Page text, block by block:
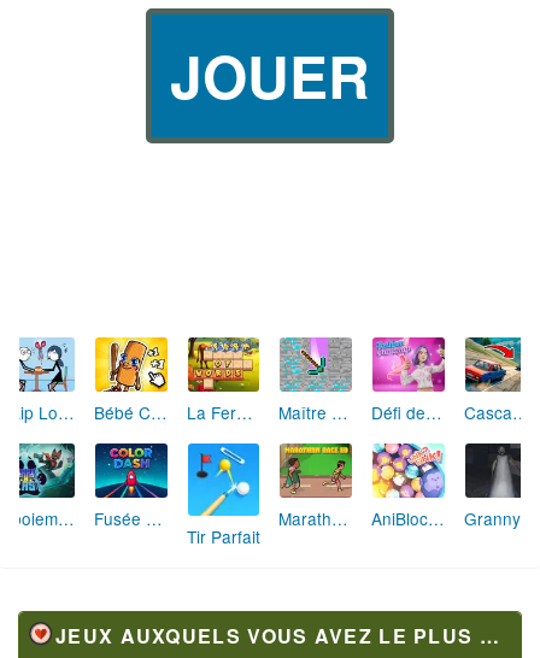
JOUER
Skip Love: L'Amour en Péril Bébé Clic Italien: La Folie des Petits Bambins La Ferme des Mots - Cultivez votre Vocabulaire Maître de la Destruction: Fusion de Pioches Défi de Mode: Star du Podium Cascades Folles 3D
Aboiement Stellaire : Aventure Canine Fusée Chromatique: La Course des Couleurs
Tir Parfait
Marathon Champion io AniBlocos: Connecte les Animaux Mignons!
JEUX AUXQUELS VOUS AVEZ LE PLUS JOUÉ